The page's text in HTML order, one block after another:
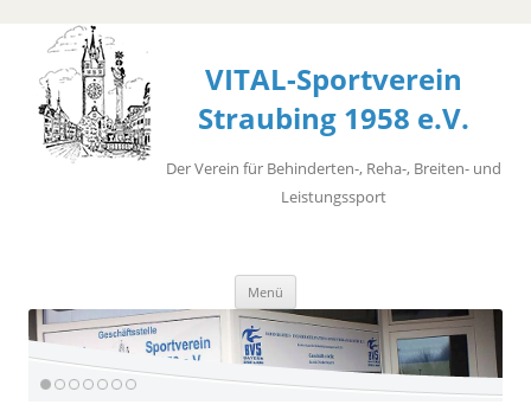
VITAL-Sportverein
Straubing 1958 e.V.
Der Verein für Behinderten-, Reha-, Breiten- und
Leistungssport
Menü
springen